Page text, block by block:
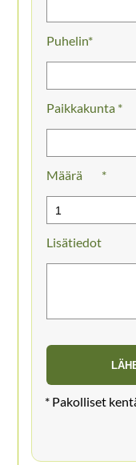
Puhelin
Paikkakunta *
Määrä
Lisätiedot